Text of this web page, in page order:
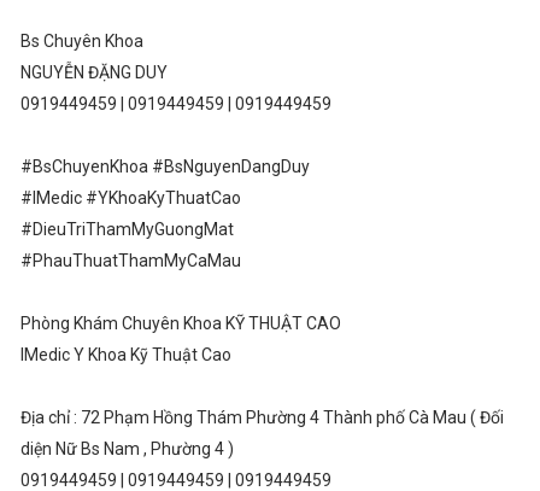
Bs Chuyên Khoa
NGUYỄN ĐẶNG DUY
0919449459 | 0919449459 | 0919449459
#BsChuyenKhoa #BsNguyenDangDuy
#IMedic #YKhoaKyThuatCao
#DieuTriThamMyGuongMat
#PhauThuatThamMyCaMau
Phòng Khám Chuyên Khoa KỸ THUẬT CAO
IMedic Y Khoa Kỹ Thuật Cao
Địa chỉ : 72 Phạm Hồng Thám Phường 4 Thành phố Cà Mau ( Đối
diện Nữ Bs Nam , Phường 4 )
0919449459 | 0919449459 | 0919449459